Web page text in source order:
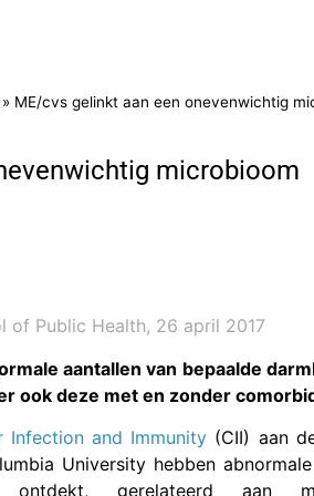
» ME/cvs gelinkt aan een onevenwichtig
microbioom
of Public Health, 26 april 2017
aantallen van bepaalde
ook deze met en zonder
Infection and Immunity (CII) aan
University hebben
ontdekt, gerelateerd aan